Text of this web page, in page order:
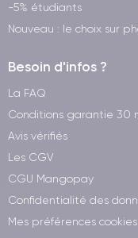
-5% étudiants
Nouveau : le choix sur
Besoin d'infos ?
La FAQ
Conditions garantie 30
Avis vérifiés
Les CGV
CGU Mangopay
Confidentialité des
Mes préférences cookies